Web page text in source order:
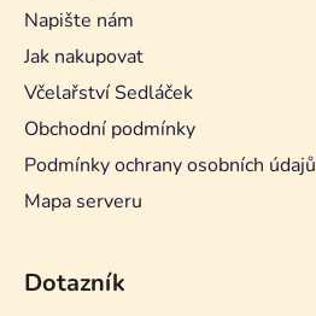
Napište nám
Jak nakupovat
Včelařství Sedláček
Obchodní podmínky
Podmínky ochrany osobních údajů
Mapa serveru
Dotazník